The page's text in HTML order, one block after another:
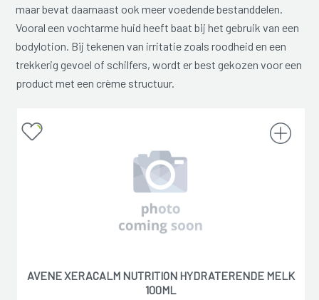
maar bevat daarnaast ook meer voedende bestanddelen.
Vooral een vochtarme huid heeft baat bij het gebruik van een
bodylotion. Bij tekenen van irritatie zoals roodheid en een
trekkerig gevoel of schilfers, wordt er best gekozen voor een
product met een crème structuur.
AVENE XERACALM NUTRITION HYDRATERENDE MELK
100ML